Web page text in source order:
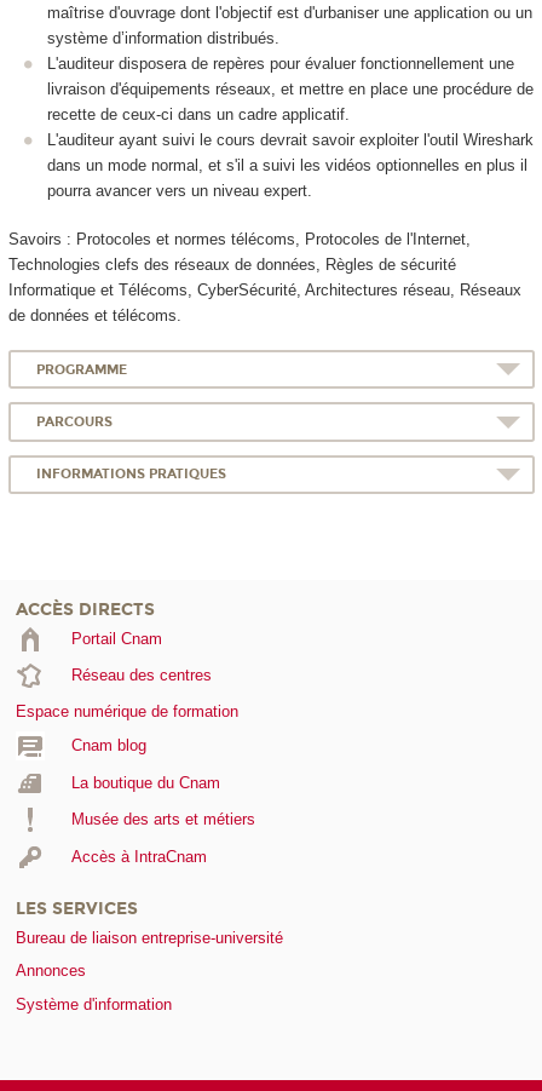
maîtrise d'ouvrage dont l'objectif est d'urbaniser une application ou un
système d’information distribués.
L'auditeur disposera de repères pour évaluer fonctionnellement une
livraison d'équipements réseaux, et mettre en place une procédure de
recette de ceux-ci dans un cadre applicatif.
L'auditeur ayant suivi le cours devrait savoir exploiter l'outil Wireshark
dans un mode normal, et s'il a suivi les vidéos optionnelles en plus il
pourra avancer vers un niveau expert.
Savoirs : Protocoles et normes télécoms, Protocoles de l'Internet,
Technologies clefs des réseaux de données, Règles de sécurité
Informatique et Télécoms, CyberSécurité, Architectures réseau, Réseaux
de données et télécoms.
PROGRAMME
PARCOURS
INFORMATIONS PRATIQUES
ACCÈS DIRECTS
Portail Cnam
Réseau des centres
Espace numérique de formation
Cnam blog
La boutique du Cnam
Musée des arts et métiers
Accès à IntraCnam
LES SERVICES
Bureau de liaison entreprise-université
Annonces
Système d'information